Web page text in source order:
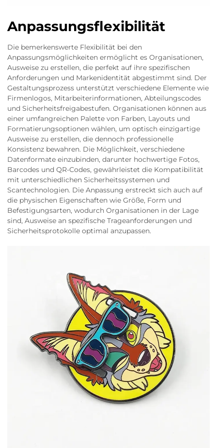
Anpassungsflexibilität
Die bemerkenswerte Flexibilität bei den
Anpassungsmöglichkeiten ermöglicht es Organisationen,
Ausweise zu erstellen, die perfekt auf ihre spezifischen
Anforderungen und Markenidentität abgestimmt sind. Der
Gestaltungsprozess unterstützt verschiedene Elemente wie
Firmenlogos, Mitarbeiterinformationen, Abteilungscodes
und Sicherheitsfreigabestufen. Organisationen können aus
einer umfangreichen Palette von Farben, Layouts und
Formatierungsoptionen wählen, um optisch einzigartige
Ausweise zu erstellen, die dennoch professionelle
Konsistenz bewahren. Die Möglichkeit, verschiedene
Datenformate einzubinden, darunter hochwertige Fotos,
Barcodes und QR-Codes, gewährleistet die Kompatibilität
mit unterschiedlichen Sicherheitssystemen und
Scantechnologien. Die Anpassung erstreckt sich auch auf
die physischen Eigenschaften wie Größe, Form und
Befestigungsarten, wodurch Organisationen in der Lage
sind, Ausweise an spezifische Trageanforderungen und
Sicherheitsprotokolle optimal anzupassen.